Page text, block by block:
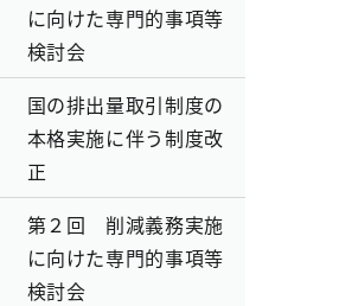
に向けた専門的事項等
検討会
国の排出量取引制度の
本格実施に伴う制度改
正
第２回 削減義務実施
に向けた専門的事項等
検討会